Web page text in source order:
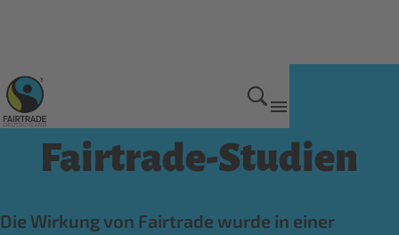
Wirkung von Fairtrade
Fairtrade-Studien
Die Wirkung von Fairtrade wurde in einer